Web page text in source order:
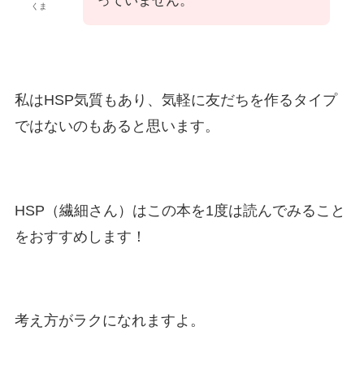
くま
私はHSP気質もあり、気軽に友だちを作るタイプ
ではないのもあると思います。
HSP（繊細さん）はこの本を1度は読んでみること
をおすすめします！
考え方がラクになれますよ。